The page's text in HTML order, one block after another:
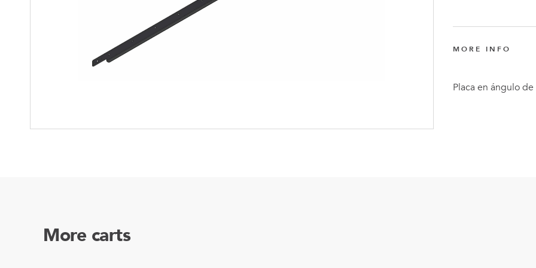
Soluciones Madre-Hija
Carros de kit y soluciones
MORE INFO
Placa en ángulo
More carts